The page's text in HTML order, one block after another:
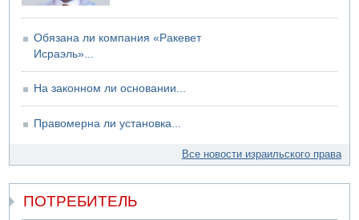
Обязана ли компания «Ракевет
Исраэль»...
На законном ли основании...
Правомерна ли установка...
Все новости израильского права
ПОТРЕБИТЕЛЬ